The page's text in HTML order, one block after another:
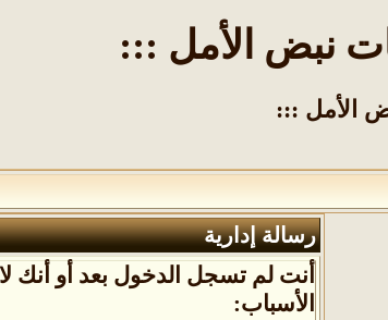
نبض الأمل :::
الأمل :::
رسالة إدارية
أنت لم تسجل الدخول بعد أو أنك
الأسباب: